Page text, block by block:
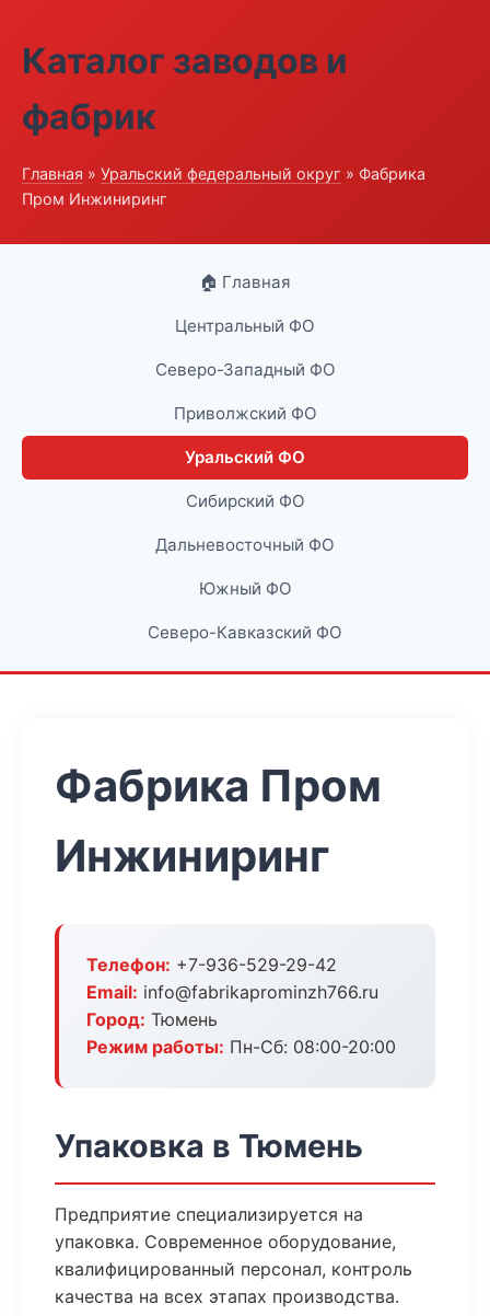
Каталог заводов и
фабрик
Главная » Уральский федеральный округ » Фабрика
Пром Инжиниринг
🏠 Главная
Центральный ФО
Северо-Западный ФО
Приволжский ФО
Уральский ФО
Сибирский ФО
Дальневосточный ФО
Южный ФО
Северо-Кавказский ФО
Фабрика Пром
Инжиниринг
Телефон: +7-936-529-29-42
Email: info@fabrikaprominzh766.ru
Город: Тюмень
Режим работы: Пн-Сб: 08:00-20:00
Упаковка в Тюмень
Предприятие специализируется на
упаковка. Современное оборудование,
квалифицированный персонал, контроль
качества на всех этапах производства.